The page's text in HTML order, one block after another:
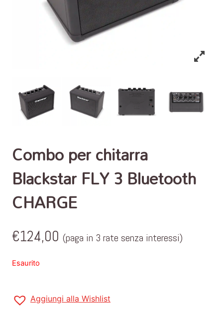
Combo per chitarra
Blackstar FLY 3 Bluetooth
CHARGE
€124,00 (paga in 3 rate senza interessi)
Esaurito
Aggiungi alla Wishlist